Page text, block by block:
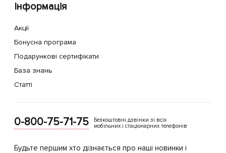
Інформація
Акції
Бонусна програма
Подарункові сертифікати
База знань
Статті
0-800-75-71-75
Безкоштовні дзвінки зі всіх
мобільних і стаціонарних телефонів
Будьте першим хто дізнається про наші новинки і